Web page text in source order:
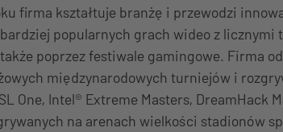
firma kształtuje branżę i przewodzi
popularnych grach wideo z licznymi
poprzez festiwale gamingowe. Firma
międzynarodowych turniejów i
One, Intel® Extreme Masters, DreamHack
na arenach wielkości stadionów